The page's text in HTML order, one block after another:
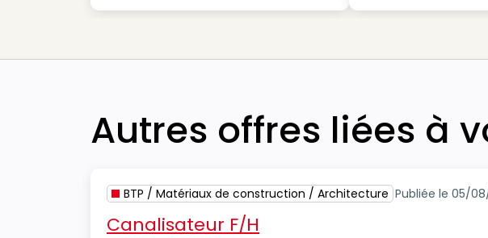
Autres offres liées à
BTP / Matériaux de construction / Architecture Publiée le 05/
Canalisateur F/H